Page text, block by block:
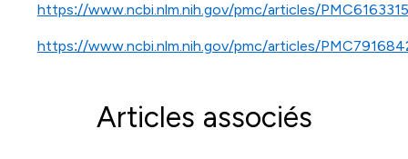
https://www.ncbi.nlm.nih.gov/pmc/articles/
https://www.ncbi.nlm.nih.gov/pmc/articles/
Articles associés